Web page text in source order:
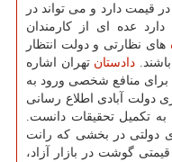
دارد و می تواند در
عده ای از كارمندان
های نظارتی و دولت انتظار
دادستان تهران اشاره
برای منافع شخصی ورود به
دولت آبادی اطلاع رسانی
تكمیل تحقیقات دانست.
دولتی در بخشی كه رانت
گوشت در بازار آزاد،